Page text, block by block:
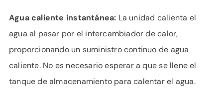
Agua caliente instantánea: La unidad calienta el
agua al pasar por el intercambiador de calor,
proporcionando un suministro continuo de agua
caliente. No es necesario esperar a que se llene el
tanque de almacenamiento para calentar el agua.